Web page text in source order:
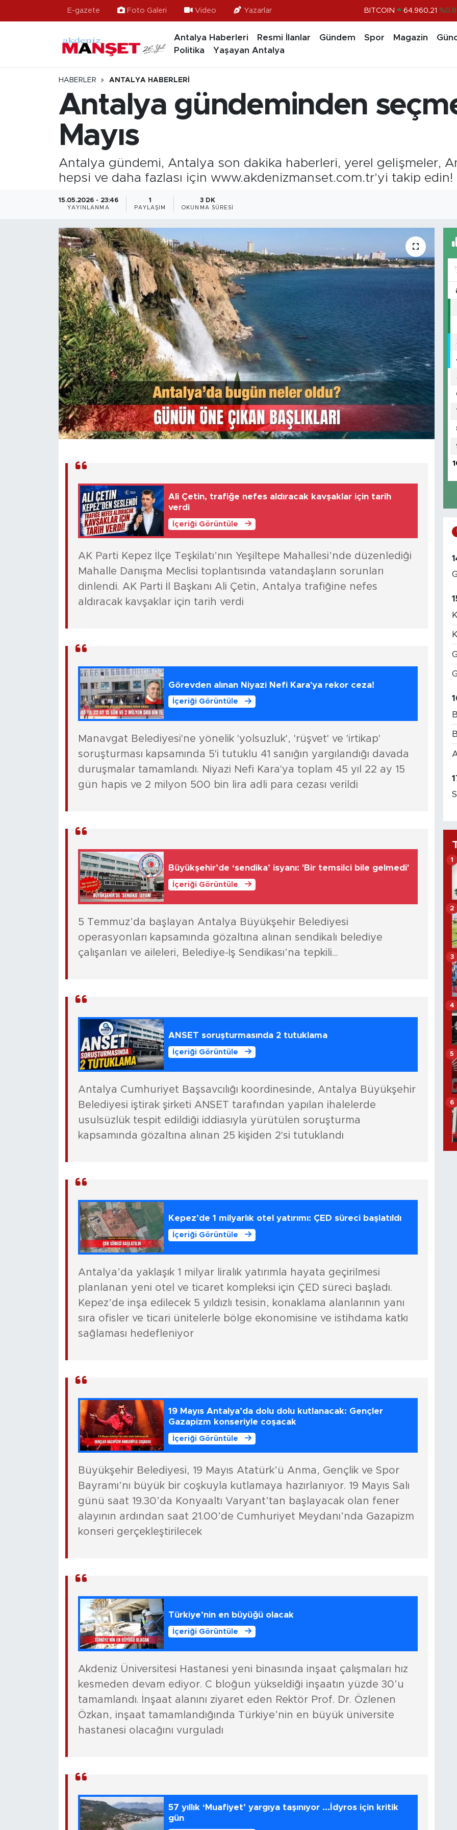
E-gazete Foto Galeri Video Yazarlar DOLAR 47,7436
BITCOIN 64.960,21
Antalya Haberleri Resmi İlanlar Gündem Spor Magazin
Politika
Yaşayan Antalya
HABERLER ANTALYA HABERLERI
Antalya gündeminden
Mayıs
Antalya gündemi, Antalya son dakika haberleri, yerel gelişmeler,
hepsi ve daha fazlası için www.akdenizmanset.com.tr’yi takip edin!
15.05.2026 - 23:46
YAYINLANMA
1
PAYLAŞIM
3 DK
OKUNMA SÜRESI
Ali Çetin, trafiğe nefes aldıracak kavşaklar için tarih
verdi
İçeriği Görüntüle
AK Parti Kepez İlçe Teşkilatı’nın Yeşiltepe Mahallesi’nde düzenlediği
Mahalle Danışma Meclisi toplantısında vatandaşların sorunları
dinlendi. AK Parti İl Başkanı Ali Çetin, Antalya trafiğine nefes
aldıracak kavşaklar için tarih verdi
Görevden alınan Niyazi Nefi Kara'ya rekor ceza!
İçeriği Görüntüle
Manavgat Belediyesi'ne yönelik 'yolsuzluk', 'rüşvet' ve 'irtikap'
soruşturması kapsamında 5'i tutuklu 41 sanığın yargılandığı davada
duruşmalar tamamlandı. Niyazi Nefi Kara'ya toplam 45 yıl 22 ay 15
gün hapis ve 2 milyon 500 bin lira adli para cezası verildi
Büyükşehir’de ‘sendika’ isyanı: 'Bir temsilci bile gelmedi'
İçeriği Görüntüle
5 Temmuz’da başlayan Antalya Büyükşehir Belediyesi
operasyonları kapsamında gözaltına alınan sendikalı belediye
çalışanları ve aileleri, Belediye-İş Sendikası’na tepkili...
ANSET soruşturmasında 2 tutuklama
İçeriği Görüntüle
Antalya Cumhuriyet Başsavcılığı koordinesinde, Antalya Büyükşehir
Belediyesi iştirak şirketi ANSET tarafından yapılan ihalelerde
usulsüzlük tespit edildiği iddiasıyla yürütülen soruşturma
kapsamında gözaltına alınan 25 kişiden 2'si tutuklandı
Kepez’de 1 milyarlık otel yatırımı: ÇED süreci başlatıldı
İçeriği Görüntüle
Antalya’da yaklaşık 1 milyar liralık yatırımla hayata geçirilmesi
planlanan yeni otel ve ticaret kompleksi için ÇED süreci başladı.
Kepez’de inşa edilecek 5 yıldızlı tesisin, konaklama alanlarının yanı
sıra ofisler ve ticari ünitelerle bölge ekonomisine ve istihdama katkı
sağlaması hedefleniyor
19 Mayıs Antalya’da dolu dolu kutlanacak: Gençler
Gazapizm konseriyle coşacak
İçeriği Görüntüle
Büyükşehir Belediyesi, 19 Mayıs Atatürk’ü Anma, Gençlik ve Spor
Bayramı’nı büyük bir coşkuyla kutlamaya hazırlanıyor. 19 Mayıs Salı
günü saat 19.30’da Konyaaltı Varyant’tan başlayacak olan fener
alayının ardından saat 21.00’de Cumhuriyet Meydanı’nda Gazapizm
konseri gerçekleştirilecek
Türkiye’nin en büyüğü olacak
İçeriği Görüntüle
Akdeniz Üniversitesi Hastanesi yeni binasında inşaat çalışmaları hız
kesmeden devam ediyor. C bloğun yükseldiği inşaatın yüzde 30’u
tamamlandı. İnşaat alanını ziyaret eden Rektör Prof. Dr. Özlenen
Özkan, inşaat tamamlandığında Türkiye’nin en büyük üniversite
hastanesi olacağını vurguladı
57 yıllık ‘Muafiyet’ yargıya taşınıyor ...İdyros için kritik
gün
1
2
3
4
5
6
Ekonomi
Gündem
Magazin
Özel Haber
Politika
Resmi İlanlar
Turizm
Antalya Nöbetçi Eczaneler
Antalya Trafik Yoğunluk Haritası
Süper Lig Puan Durumu ve Fikstür
Tüm Manşetler